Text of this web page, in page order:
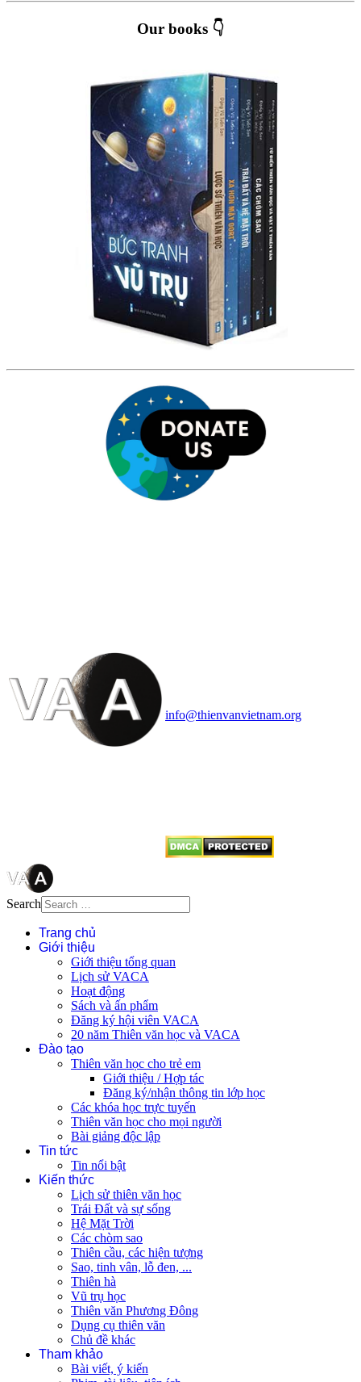
Our books 👇
info@thienvanvietnam.org
Search
Trang chủ
Giới thiệu
Giới thiệu tổng quan
Lịch sử VACA
Hoạt động
Sách và ấn phẩm
Đăng ký hội viên VACA
20 năm Thiên văn học và VACA
Đào tạo
Thiên văn học cho trẻ em
Giới thiệu / Hợp tác
Đăng ký/nhận thông tin lớp học
Các khóa học trực tuyến
Thiên văn học cho mọi người
Bài giảng độc lập
Tin tức
Tin nổi bật
Kiến thức
Lịch sử thiên văn học
Trái Đất và sự sống
Hệ Mặt Trời
Các chòm sao
Thiên cầu, các hiện tượng
Sao, tinh vân, lỗ đen, ...
Thiên hà
Vũ trụ học
Thiên văn Phương Đông
Dụng cụ thiên văn
Chủ đề khác
Tham khảo
Bài viết, ý kiến